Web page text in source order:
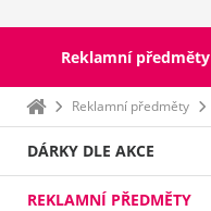
Reklamní předměty
Domů Reklamní předměty
DÁRKY DLE AKCE
REKLAMNÍ PŘEDMĚTY